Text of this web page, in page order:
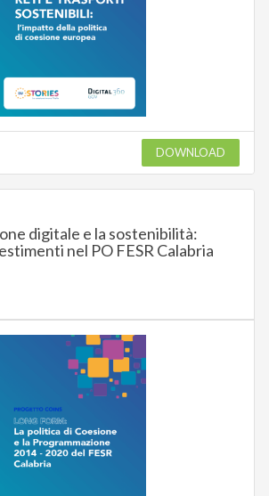
DOWNLOAD
digitale e la sostenibilità:
nel PO FESR Calabria